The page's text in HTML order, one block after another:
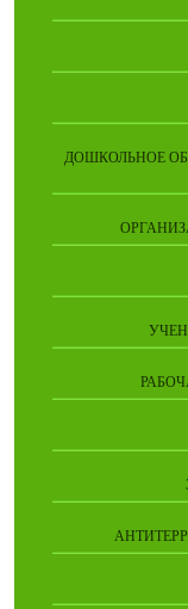
ДОШКОЛЬНОЕ